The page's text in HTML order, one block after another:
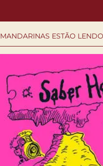
MANDARINAS ESTÃO LENDO